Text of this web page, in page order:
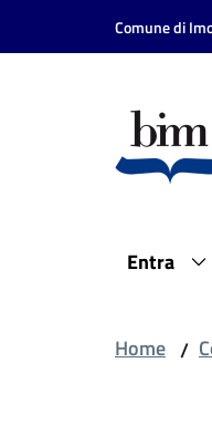
Vai al contenuto
Vai alla navigazione
Comune di
Entra
Home /